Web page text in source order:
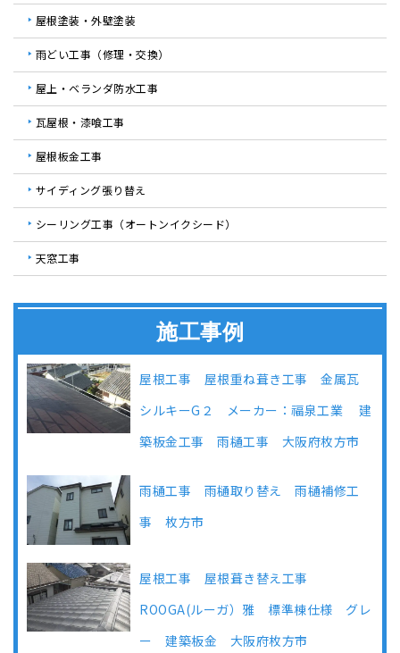
屋根塗装・外壁塗装
雨どい工事（修理・交換）
屋上・ベランダ防水工事
瓦屋根・漆喰工事
屋根板金工事
サイディング張り替え
シーリング工事（オートンイクシード）
天窓工事
施工事例
屋根工事 屋根重ね葺き工事 金属瓦
シルキーG２ メーカー：福泉工業 建
築板金工事 雨樋工事 大阪府枚方市
雨樋工事 雨樋取り替え 雨樋補修工
事 枚方市
屋根工事 屋根葺き替え工事
ROOGA(ルーガ）雅 標準棟仕様 グレ
ー 建築板金 大阪府枚方市